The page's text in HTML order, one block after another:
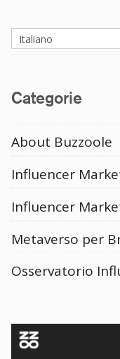
Italiano
Categorie
About Buzzoole
Influencer
Influencer
Metaverso per
Osservatorio